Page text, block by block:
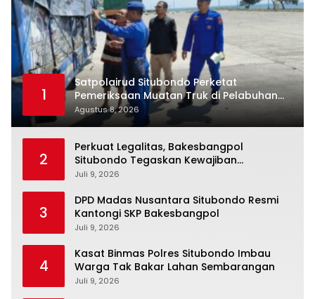
1
Satpolairud Situbondo Perketat
Pemeriksaan Muatan Truk di Pelabuhan
Jangkar
Agustus 8, 2026
2
Perkuat Legalitas, Bakesbangpol
Situbondo Tegaskan Kewajiban
Pendataan SKP bagi Ormas dan LSM
Juli 9, 2026
3
DPD Madas Nusantara Situbondo Resmi
Kantongi SKP Bakesbangpol
Juli 9, 2026
4
Kasat Binmas Polres Situbondo Imbau
Warga Tak Bakar Lahan Sembarangan
Juli 9, 2026